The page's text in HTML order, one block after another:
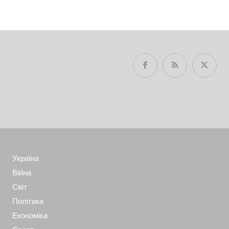
Україна
Війна
Світ
Політика
Економіка